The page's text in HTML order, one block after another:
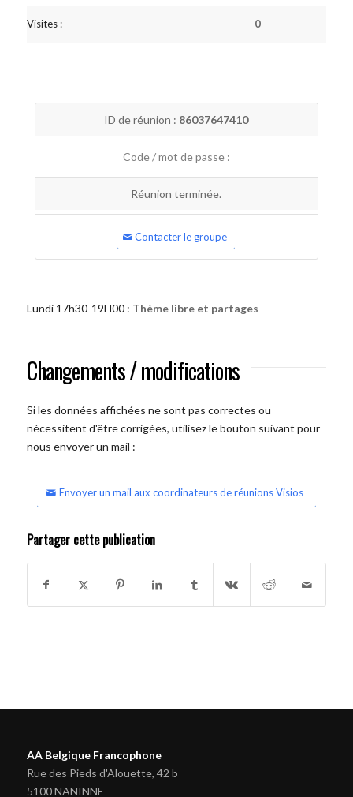
Visites : 0
ID de réunion : 86037647410
Code / mot de passe :
Réunion terminée.
Contacter le groupe
Lundi 17h30-19H00 : Thème libre et partages
Changements / modifications
Si les données affichées ne sont pas correctes ou
nécessitent d'être corrigées, utilisez le bouton suivant pour
nous envoyer un mail :
Envoyer un mail aux coordinateurs de réunions Visios
Partager cette publication
AA Belgique Francophone
Rue des Pieds d'Alouette, 42 b
5100 NANINNE